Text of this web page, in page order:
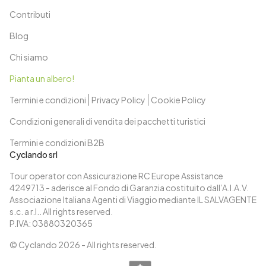
Cyclando srl
Tour operator con Assicurazione RC Europe Assistance
4249713 - aderisce al Fondo di Garanzia costituito dall’A.I.A.V.
Associazione Italiana Agenti di Viaggio mediante IL SALVAGENTE
s.c. a r.l.. All rights reserved.
P.IVA: 03880320365
© Cyclando 2026 - All rights reserved.
Contributi
Blog
Chi siamo
Pianta un albero!
Termini e condizioni
Privacy Policy
Cookie Policy
Condizioni generali di vendita dei pacchetti turistici
Termini e condizioni B2B